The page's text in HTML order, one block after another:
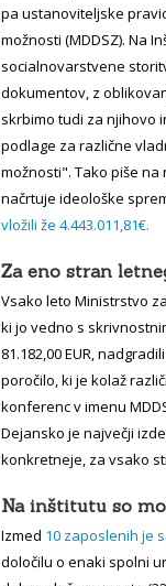
pa ustanoviteljske
možnosti (MDDSZ). Na
socialnovarstvene
dokumentov, z
skrbimo tudi za njihovo
podlage za različne
možnosti". Tako piše na
načrtuje ideološke
vložili že 4.443.011,81€.
Za eno stran
Vsako leto Ministrstvo
ki jo vedno s
81.182,00 EUR,
poročilo, ki je kolaž
konferenc v imenu
Dejansko je največji
konkretneje, za vsako
Na inštitutu so
Izmed 10 zaposlenih je
določilu o enaki spolni